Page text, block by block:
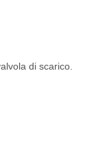
di scarico.